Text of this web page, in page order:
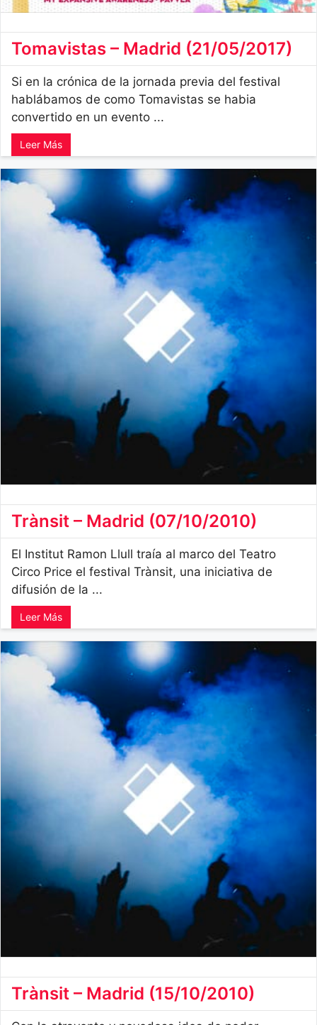
Tomavistas – Madrid (21/05/2017)
Si en la crónica de la jornada previa del festival
hablábamos de como Tomavistas se habia
convertido en un evento ...
Leer Más
Trànsit – Madrid (07/10/2010)
El Institut Ramon Llull traía al marco del Teatro
Circo Price el festival Trànsit, una iniciativa de
difusión de la ...
Leer Más
Trànsit – Madrid (15/10/2010)